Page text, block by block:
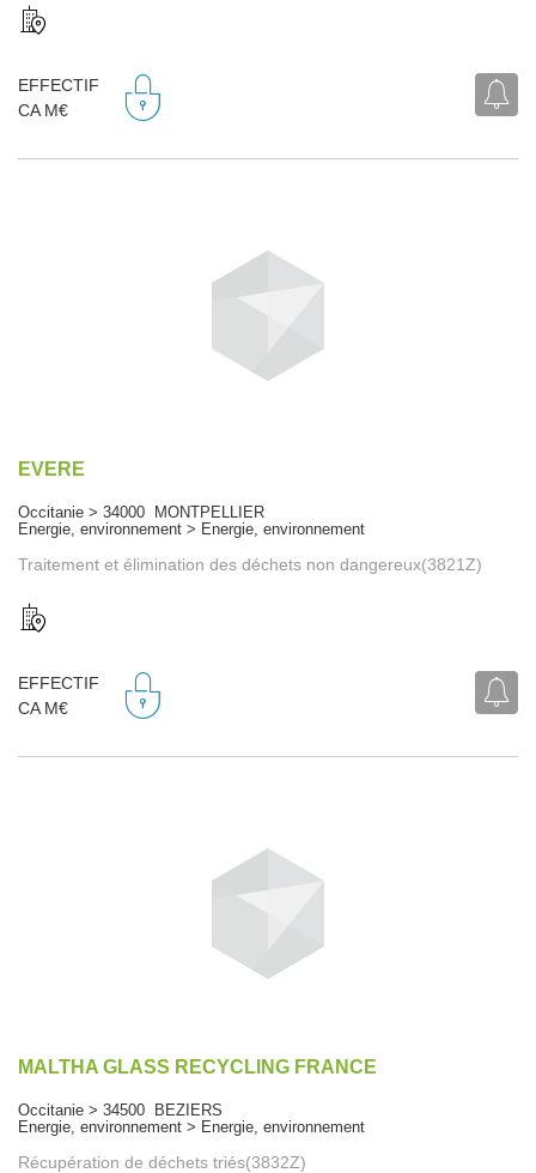
EFFECTIF
CA M€
EVERE
Occitanie > 34000 MONTPELLIER
Energie, environnement > Energie, environnement
Traitement et élimination des déchets non dangereux(3821Z)
EFFECTIF
CA M€
MALTHA GLASS RECYCLING FRANCE
Occitanie > 34500 BEZIERS
Energie, environnement > Energie, environnement
Récupération de déchets triés(3832Z)